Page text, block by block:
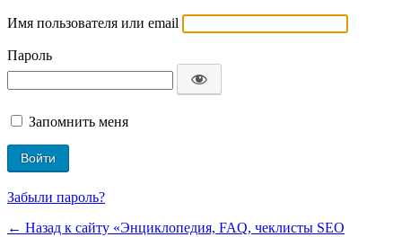
Имя пользователя или email
Пароль
Запомнить меня
Забыли пароль?
← Назад к сайту «Энциклопедия, FAQ, чеклисты SEO